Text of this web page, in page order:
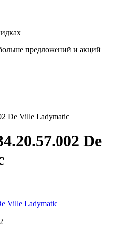
предложений и акций
De Ville Ladymatic
De